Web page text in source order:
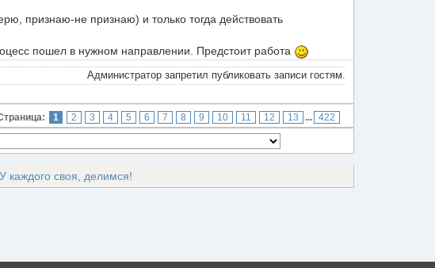
признаю-не признаю) и только тогда действовать
пошел в нужном направлении. Предстоит работа
Администратор запретил публиковать записи гостям.
1 2 3 4 5 6 7 8 9 10 11 12 13 ... 422
каждого своя, делимся!